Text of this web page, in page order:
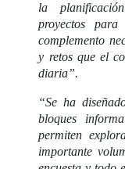
la
proyectos
complemento
y retos que el
diaria”.
“Se ha
bloques
permiten
importante